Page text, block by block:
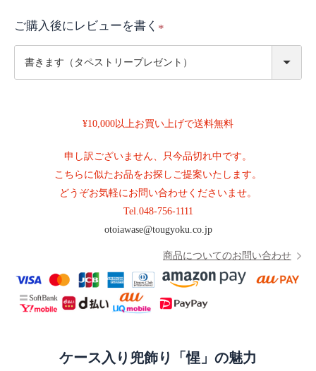
ご購入後にレビューを書く
(
¥10,000以上お買い上げで送料無料
申し訳ございません、只今品切れ中です。
こちらに似たお品をお探しご提案いたします。
どうぞお気軽にお問い合わせくださいませ。
Tel. 048-756-1111
otoiawase@tougyoku.co.jp
商品についてのお問い合わせ
ケース入り兜飾り「惺」の魅力